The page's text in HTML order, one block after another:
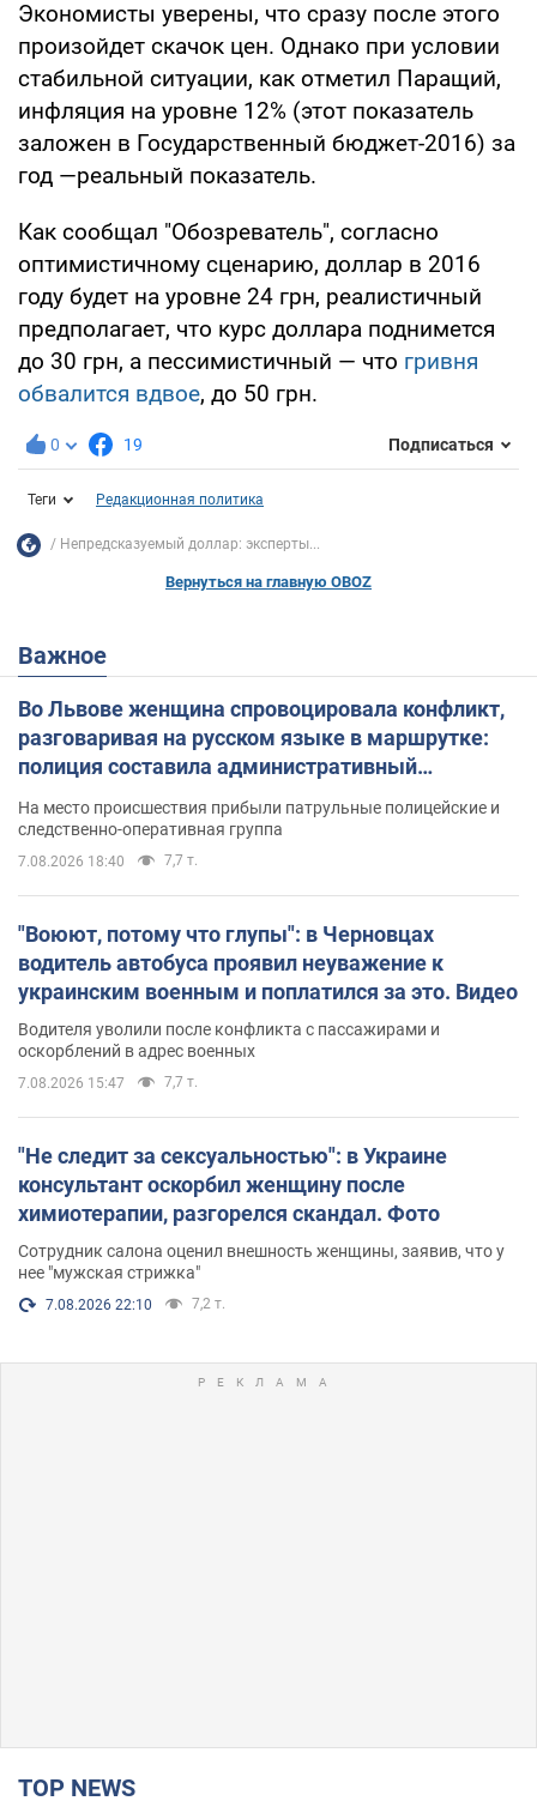
Экономисты уверены, что сразу после этого
произойдет скачок цен. Однако при условии
стабильной ситуации, как отметил Паращий,
инфляция на уровне 12% (этот показатель
заложен в Государственный бюджет-2016) за
год —реальный показатель.
Как сообщал "Обозреватель", согласно
оптимистичному сценарию, доллар в 2016
году будет на уровне 24 грн, реалистичный
предполагает, что курс доллара поднимется
до 30 грн, а пессимистичный — что гривня
обвалится вдвое, до 50 грн.
0 19 Подписаться
Теги Редакционная политика
Непредсказуемый доллар: эксперты...
Вернуться на главную OBOZ
Важное
Во Львове женщина спровоцировала конфликт,
разговаривая на русском языке в маршрутке:
полиция составила административный
На место происшествия прибыли патрульные полицейские и
следственно-оперативная группа
7.08.2026 18:40 7,7 т.
"Воюют, потому что глупы": в Черновцах
водитель автобуса проявил неуважение к
украинским военным и поплатился за это. Видео
Водителя уволили после конфликта с пассажирами и
оскорблений в адрес военных
7.08.2026 15:47 7,7 т.
"Не следит за сексуальностью": в Украине
консультант оскорбил женщину после
химиотерапии, разгорелся скандал. Фото
Сотрудник салона оценил внешность женщины, заявив, что у
нее "мужская стрижка"
7.08.2026 22:10 7,2 т.
TOP NEWS